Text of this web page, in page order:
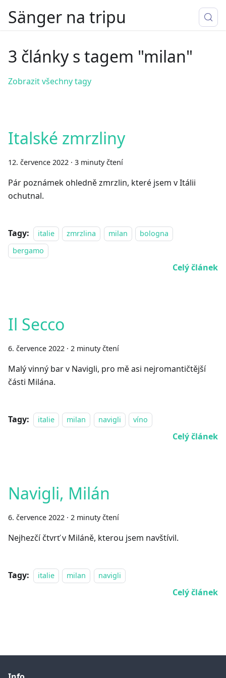
Sänger na tripu
3 články s tagem "milan"
Zobrazit všechny tagy
Italské zmrzliny
12. července 2022 · 3 minuty čtení
Pár poznámek ohledně zmrzlin, které jsem v Itálii
ochutnal.
Tagy: italie zmrzlina milan
bologna
bergamo
Celý článek
Il Secco
6. července 2022 · 2 minuty čtení
Malý vinný bar v Navigli, pro mě asi nejromantičtější
části Milána.
Tagy: italie milan navigli víno
Celý článek
Navigli, Milán
6. července 2022 · 2 minuty čtení
Nejhezčí čtvrť v Miláně, kterou jsem navštívil.
Tagy: italie milan navigli
Celý článek